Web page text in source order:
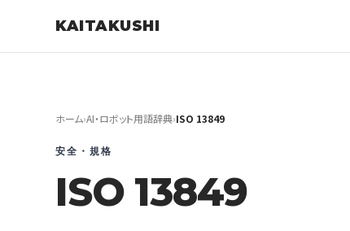
KAITAKUSHI
ホーム›AI・ロボット用語辞典›ISO 13849
安全・規格
ISO 13849